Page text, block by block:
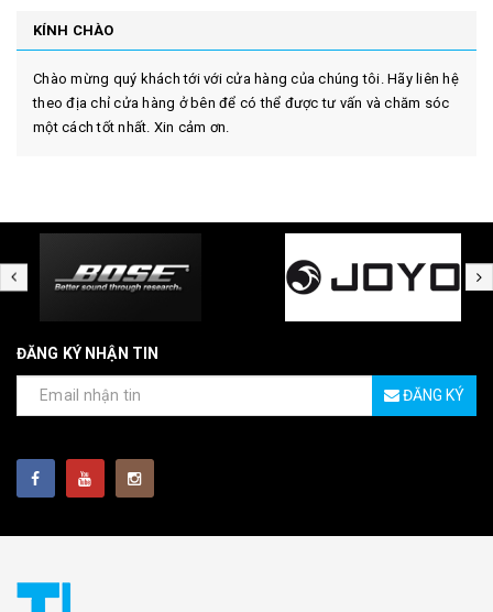
KÍNH CHÀO
Chào mừng quý khách tới với cửa hàng của chúng tôi. Hãy liên hệ
theo địa chỉ cửa hàng ở bên để có thể được tư vấn và chăm sóc
một cách tốt nhất. Xin cảm ơn.
ĐĂNG KÝ NHẬN TIN
ĐĂNG KÝ